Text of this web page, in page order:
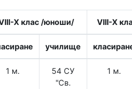
X клас /юноши/ VIII-X
училище
1 м.
54 СУ
"Св.
1 м.